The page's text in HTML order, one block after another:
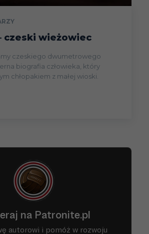
czeski wieżowiec
czeskiego dwumetrowego
biografia człowieka, który
chłopakiem z małej wioski.